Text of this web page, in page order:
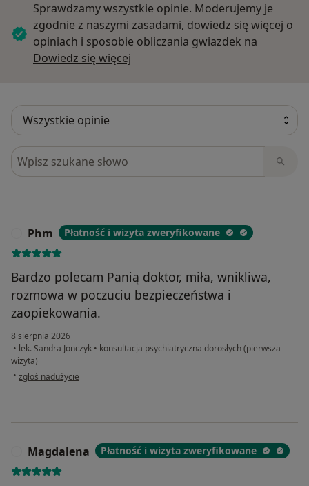
Sprawdzamy wszystkie opinie. Moderujemy je
zgodnie z naszymi zasadami, dowiedz się więcej o
opiniach i sposobie obliczania gwiazdek na
Dowiedz się więcej
Szukaj w opiniach
Phm Płatność i wizyta zweryfikowane
Bardzo polecam Panią doktor, miła, wnikliwa,
rozmowa w poczuciu bezpieczeństwa i
zaopiekowania.
8 sierpnia 2026
• lek. Sandra Jonczyk • konsultacja psychiatryczna dorosłych (pierwsza
wizyta)
• w opinii użytkownika Phm
zgłoś nadużycie
Magdalena Płatność i wizyta zweryfikowane